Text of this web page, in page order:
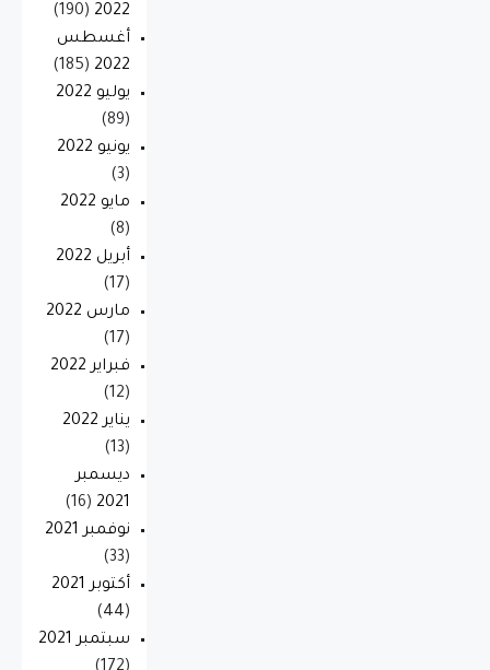
2022
(190)
أغسطس
2022
(185)
يوليو 2022
(89)
يونيو 2022
(3)
مايو 2022
(8)
أبريل 2022
(17)
مارس 2022
(17)
فبراير 2022
(12)
يناير 2022
(13)
ديسمبر
2021
(16)
نوفمبر 2021
(33)
أكتوبر 2021
(44)
سبتمبر 2021